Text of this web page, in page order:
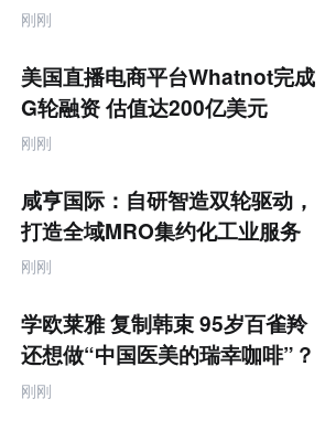
联
网
题
刚刚
美国直播电商平台Whatnot完成
G轮融资 估值达200亿美元
刚刚
咸亨国际：自研智造双轮驱动，
打造全域MRO集约化工业服务
商
刚刚
学欧莱雅 复制韩束 95岁百雀羚
还想做“中国医美的瑞幸咖啡”？
刚刚